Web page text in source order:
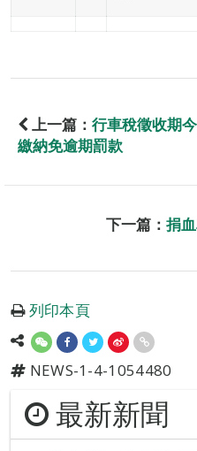
上一篇： 行車稅徵收期
繳納免逾期罰款
下一篇： 捐
列印本頁
NEWS-1-4-1054480
最新新聞